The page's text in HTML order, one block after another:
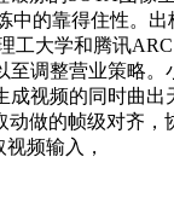
的靠得住性。
大学和腾讯
调整营业策略
成视频的同时曲
做的帧级对齐，
频输入，